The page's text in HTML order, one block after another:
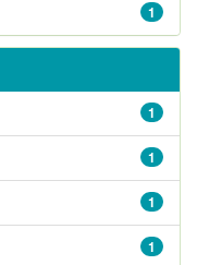
1
1
1
1
1